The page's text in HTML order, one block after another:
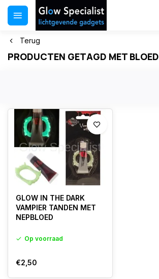
Terug
PRODUCTEN GETAGD MET BLOED
GLOW IN THE DARK
VAMPIER TANDEN MET
NEPBLOED
Op voorraad
€2,50